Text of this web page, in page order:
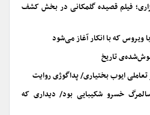
فیلم قصیده گلمکانی در بخش کشف
ویروس که با انکار آغاز می‌شود
تاریخ
تعاملی ایوب بختیاری/ پداگوژی روایت
تیری که سالمرگ خسرو شکیبایی بود/ دیداری که